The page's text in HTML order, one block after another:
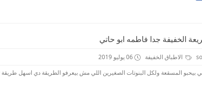
الخفيفة جدا فاطمه ابو حاتي
الاطباق الخفيفة
06 يوليو 2019
بيحبو المسقعة ولكل البنوتات الصغيرين اللي مش بيعرفو الطريقة دي اسهل طريقة